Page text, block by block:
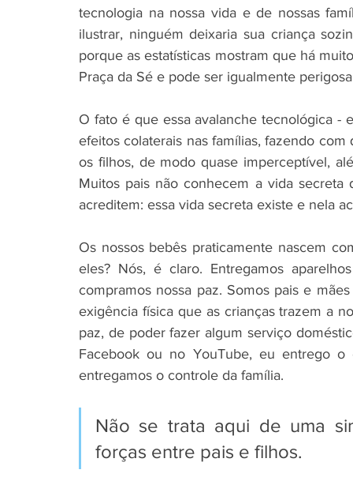
tecnologia na nossa vida e de nossas
ilustrar, ninguém deixaria sua criança
porque as estatísticas mostram que há
Praça da Sé e pode ser igualmente
O fato é que essa avalanche tecnológica -
efeitos colaterais nas famílias, fazendo
os filhos, de modo quase imperceptível,
Muitos pais não conhecem a vida
acreditem: essa vida secreta existe e nela
Os nossos bebês praticamente nascem
eles? Nós, é claro. Entregamos
compramos nossa paz. Somos pais e
exigência física que as crianças trazem a
paz, de poder fazer algum serviço
Facebook ou no YouTube, eu entrego
entregamos o controle da família.
Não se trata aqui de uma
forças entre pais e filhos.